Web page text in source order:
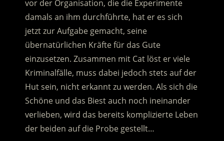
vor der Organisation, die die Experimente
damals an ihm durchführte, hat er es sich
jetzt zur Aufgabe gemacht, seine
übernatürlichen Kräfte für das Gute
einzusetzen. Zusammen mit Cat löst er viele
Kriminalfälle, muss dabei jedoch stets auf der
Hut sein, nicht erkannt zu werden. Als sich die
Schöne und das Biest auch noch ineinander
verlieben, wird das bereits komplizierte Leben
der beiden auf die Probe gestellt…